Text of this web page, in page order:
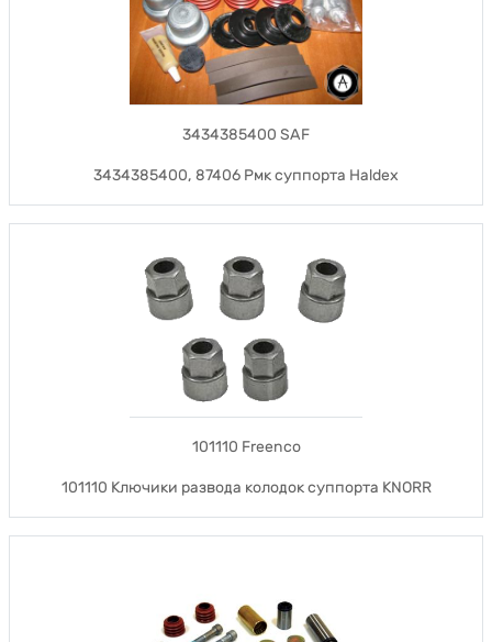
3434385400 SAF
3434385400, 87406 Рмк суппорта Haldex
101110 Freenco
101110 Ключики развода колодок суппорта KNORR